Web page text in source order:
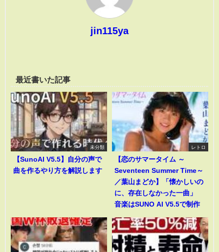
jin115ya
最近書いた記事
未分類
【SunoAI V5.5】自分の声で
曲を作るやり方を解説します
レトロ
【恋のサマータイム ～
Seventeen Summer Time～
／葉山まどか】「懐かしいの
に、存在しなかった一曲」
音楽はSUNO AI V5.5で制作